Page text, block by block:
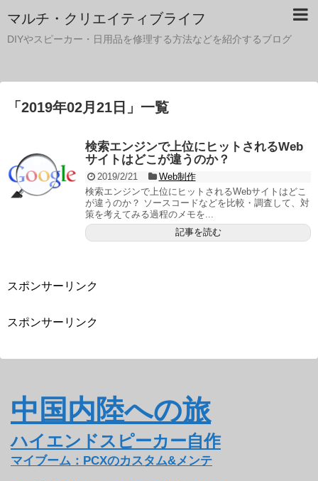
マルチ・クリエイティブライフ
DIYやスピーカー・日用品を修理する方法などを紹介するブログ
「 2019年02月21日 」 一覧
検索エンジンで上位にヒットされるWeb
サイトはどこが違うのか？
2019/2/21
Web制作
検索エンジンで上位にヒットされるWebサイトはどこ
が違うのか？ ソースコードなどを比較・調査して、対
策を考えてみる過程のメモを...
記事を読む
スポンサーリンク
スポンサーリンク
中国内陸への旅
ハイエンドスピーカー自作
マイブーム：PCXのカスタム&メンテ